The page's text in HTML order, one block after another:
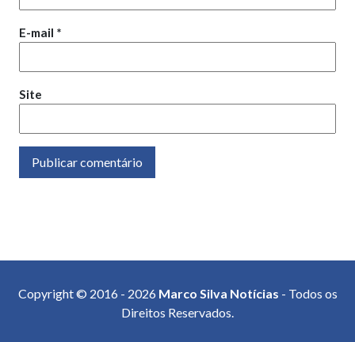
E-mail *
Site
Copyright © 2016 - 2026 Marco Silva Notícias - Todos os
Direitos Reservados.